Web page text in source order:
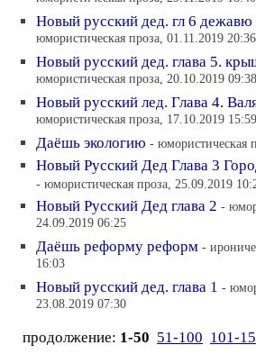
Новый русский дед. гл 6 дежавю
юмористическая проза, 01.11.2019 20:36
Новый русский дед. глава 5.
юмористическая проза, 20.10.2019 09:38
Новый русский лед. Глава 4.
юмористическая проза, 17.10.2019 15:59
Даёшь экологию - юмористическая
Новый Русский Дед Глава 3
- юмористическая проза, 25.09.2019
Новый Русский Дед глава 2 -
24.09.2019 06:25
Даёшь реформу реформ -
16:03
Новый русский дед. глава 1 -
23.08.2019 07:30
продолжение: 1-50 51-100 101-